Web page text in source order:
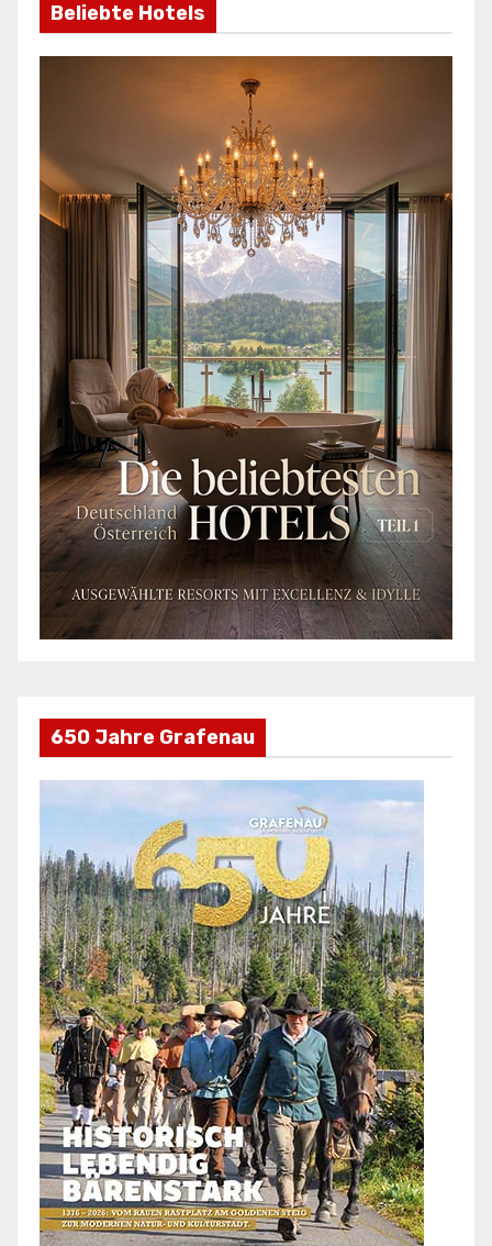
Beliebte Hotels
650 Jahre Grafenau